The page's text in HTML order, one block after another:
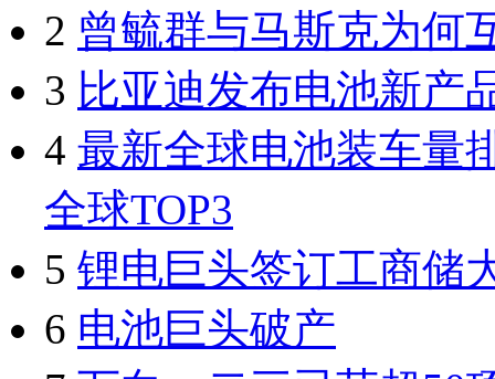
2 曾毓群与马斯克为何
3 比亚迪发布电池新产
4 最新全球电池装车量
全球TOP3
5 锂电巨头签订工商储
6 电池巨头破产